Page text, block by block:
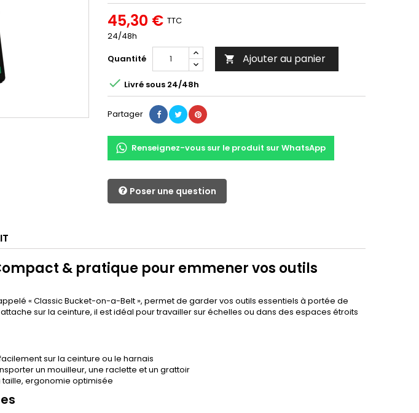
45,30 € TTC
24/48h
Quantité
 Ajouter au panier
 Livré sous 24/48h
Partager
Renseignez-vous sur le produit sur WhatsApp
Poser une question
& pratique pour emmener vos outils
« Classic Bucket-on-a-Belt », permet de garder vos outils essentiels à portée de
sur la ceinture, il est idéal pour travailler sur échelles ou dans des espaces étroits
sur la ceinture ou le harnais
un mouilleur, une raclette et un grattoir
taille, ergonomie optimisée